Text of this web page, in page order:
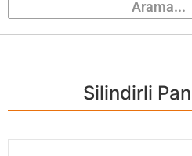
Silindirli